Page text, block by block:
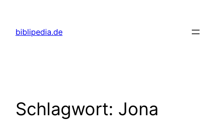
springen
biblipedia.de
Schlagwort: Jona